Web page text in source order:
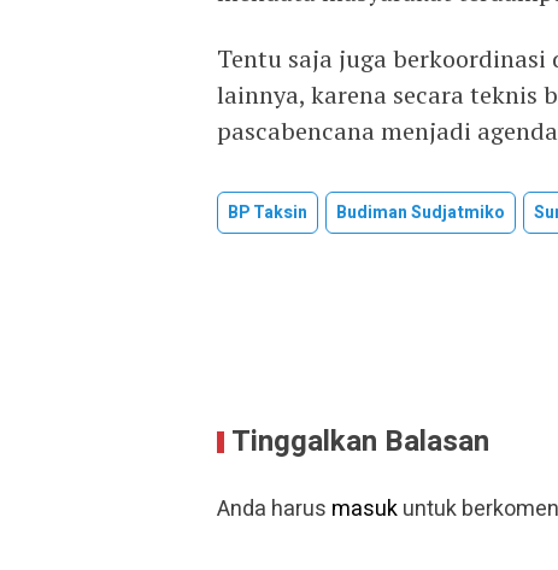
Tentu saja juga berkoordinasi
lainnya, karena secara teknis
pascabencana menjadi
BP Taksin Budiman Sudjatmiko
Tinggalkan Balasan
Anda harus masukuntuk